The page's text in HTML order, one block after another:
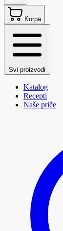
Korpa
Svi proizvodi
Katalog
Recepti
Naše priče